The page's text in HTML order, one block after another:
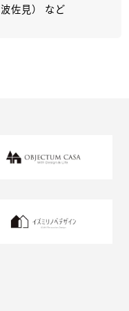
佐見） など